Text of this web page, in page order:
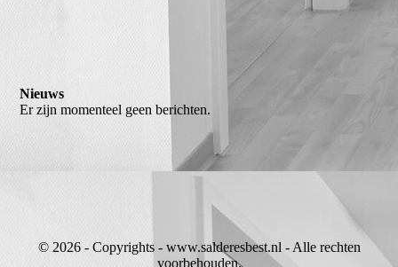
Nieuws
Er zijn momenteel geen berichten.
© 2026 - Copyrights - www.salderesbest.nl - Alle rechten
voorbehouden.